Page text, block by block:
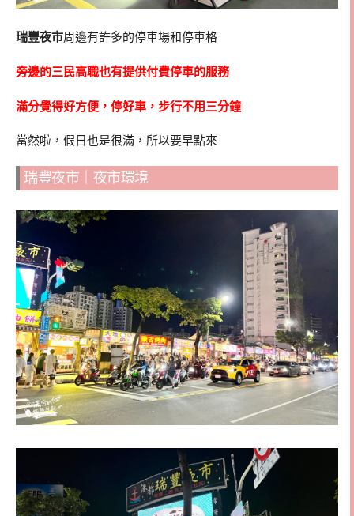
瑞豐夜市周邊有許多的停車場和停車格
旁邊的三民高職也有提供付費停車的服務
滿分覺得好方便，停好車，步行不用三分鐘
當然啦，假日也是很滿，所以要早點來
瑞豐夜市｜夜市環境